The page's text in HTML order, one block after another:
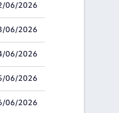
06/2026
06/2026
06/2026
06/2026
06/2026